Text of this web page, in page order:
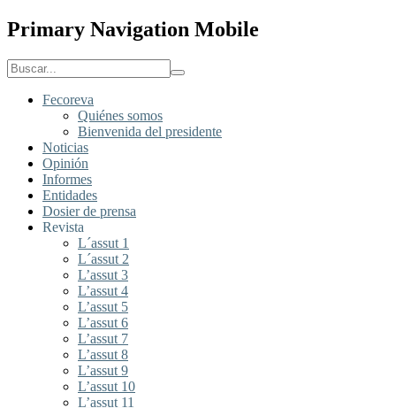
Primary Navigation Mobile
Fecoreva
Quiénes somos
Bienvenida del presidente
Noticias
Opinión
Informes
Entidades
Dosier de prensa
Revista
L´assut 1
L´assut 2
L’assut 3
L’assut 4
L’assut 5
L’assut 6
L’assut 7
L’assut 8
L’assut 9
L’assut 10
L’assut 11